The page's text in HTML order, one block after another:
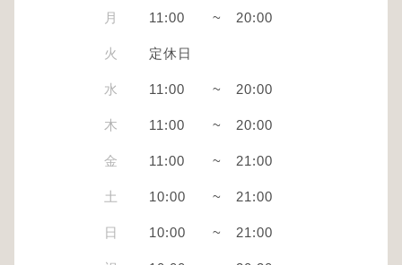
月 11:00 ~ 20:00
火 定休日
水 11:00 ~ 20:00
木 11:00 ~ 20:00
金 11:00 ~ 21:00
土 10:00 ~ 21:00
日 10:00 ~ 21:00